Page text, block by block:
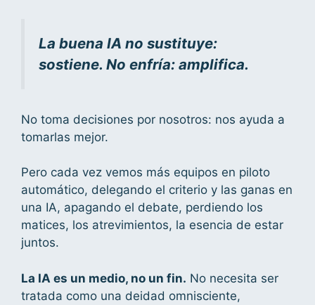
La buena IA no sustituye:
sostiene. No enfría: amplifica.
No toma decisiones por nosotros: nos ayuda a
tomarlas mejor.
Pero cada vez vemos más equipos en piloto
automático, delegando el criterio y las ganas en
una IA, apagando el debate, perdiendo los
matices, los atrevimientos, la esencia de estar
juntos.
La IA es un medio, no un fin. No necesita ser
tratada como una deidad omnisciente,